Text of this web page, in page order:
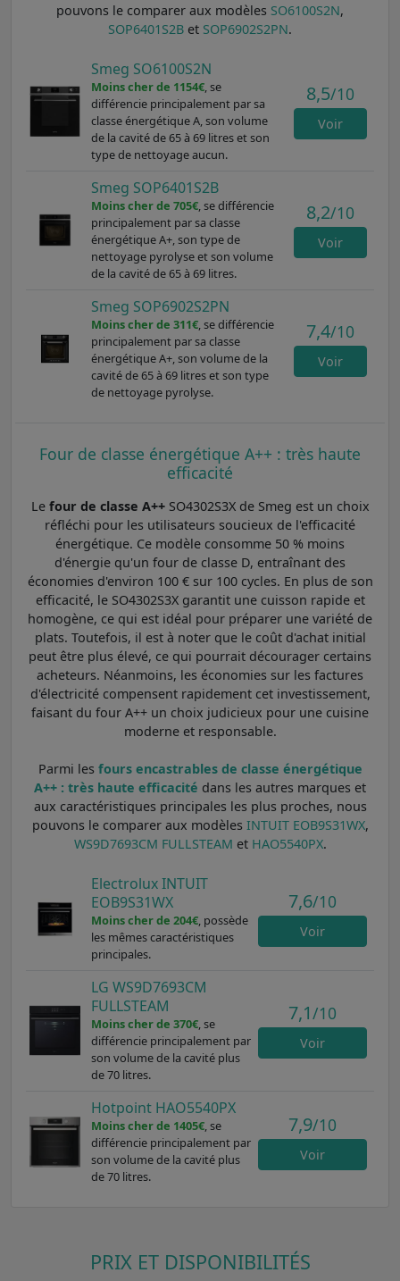
pouvons le comparer aux modèles SO6100S2N,
SOP6401S2B et SOP6902S2PN.
Smeg SO6100S2N
Moins cher de 1154€, se
différencie principalement par sa
classe énergétique A, son volume
de la cavité de 65 à 69 litres et son
type de nettoyage aucun.
8,5/10
Voir
Smeg SOP6401S2B
Moins cher de 705€, se différencie
principalement par sa classe
énergétique A+, son type de
nettoyage pyrolyse et son volume
de la cavité de 65 à 69 litres.
8,2/10
Voir
Smeg SOP6902S2PN
Moins cher de 311€, se différencie
principalement par sa classe
énergétique A+, son volume de la
cavité de 65 à 69 litres et son type
de nettoyage pyrolyse.
7,4/10
Voir
Four de classe énergétique A++ : très haute
efficacité
Le four de classe A++SO4302S3X de Smeg est un choix
réfléchi pour les utilisateurs soucieux de l'efficacité
énergétique. Ce modèle consomme 50 % moins
d'énergie qu'un four de classe D, entraînant des
économies d'environ 100 € sur 100 cycles. En plus de son
efficacité, le SO4302S3X garantit une cuisson rapide et
homogène, ce qui est idéal pour préparer une variété de
plats. Toutefois, il est à noter que le coût d'achat initial
peut être plus élevé, ce qui pourrait décourager certains
acheteurs. Néanmoins, les économies sur les factures
d'électricité compensent rapidement cet investissement,
faisant du four A++ un choix judicieux pour une cuisine
moderne et responsable.
Parmi les fours encastrables de classe énergétique
A++ : très haute efficacité dans les autres marques et
aux caractéristiques principales les plus proches, nous
pouvons le comparer aux modèles INTUIT EOB9S31WX,
WS9D7693CM FULLSTEAM et HAO5540PX.
Electrolux INTUIT
EOB9S31WX
Moins cher de 204€, possède
les mêmes caractéristiques
principales.
7,6/10
Voir
LG WS9D7693CM
FULLSTEAM
Moins cher de 370€, se
différencie principalement par
son volume de la cavité plus
de 70 litres.
7,1/10
Voir
Hotpoint HAO5540PX
Moins cher de 1405€, se
différencie principalement par
son volume de la cavité plus
de 70 litres.
7,9/10
Voir
PRIX ET DISPONIBILITÉS